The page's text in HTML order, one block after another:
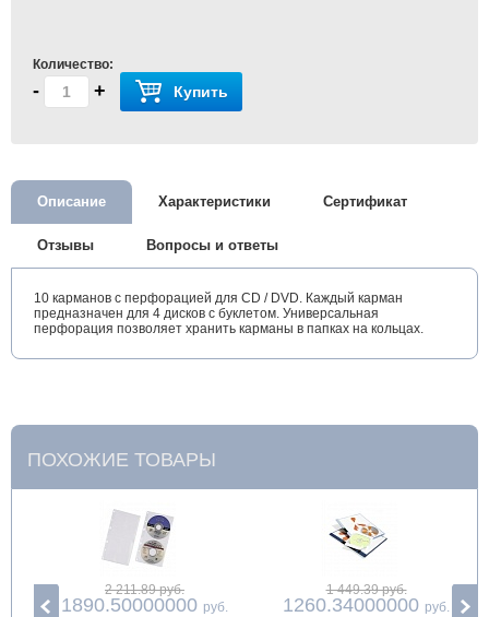
Количество:
- + Купить
Описание Характеристики Сертификат
Отзывы Вопросы и ответы
10 карманов с перфорацией для CD / DVD. Каждый карман
предназначен для 4 дисков с буклетом. Универсальная
перфорация позволяет хранить карманы в папках на кольцах.
ПОХОЖИЕ ТОВАРЫ
2 211.89 руб.
1890.50000000 руб.
1 449.39 руб.
1260.34000000 руб.